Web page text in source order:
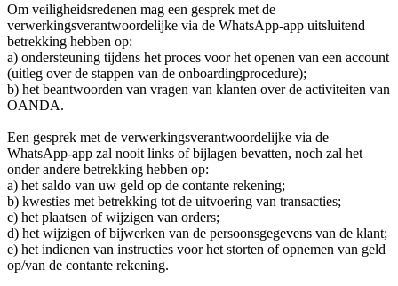
Om veiligheidsredenen mag een gesprek met de
verwerkingsverantwoordelijke via de WhatsApp-app uitsluitend
betrekking hebben op:
a) ondersteuning tijdens het proces voor het openen van een account
(uitleg over de stappen van de onboardingprocedure);
b) het beantwoorden van vragen van klanten over de activiteiten van
OANDA.
Een gesprek met de verwerkingsverantwoordelijke via de
WhatsApp-app zal nooit links of bijlagen bevatten, noch zal het
onder andere betrekking hebben op:
a) het saldo van uw geld op de contante rekening;
b) kwesties met betrekking tot de uitvoering van transacties;
c) het plaatsen of wijzigen van orders;
d) het wijzigen of bijwerken van de persoonsgegevens van de klant;
e) het indienen van instructies voor het storten of opnemen van geld
op/van de contante rekening.